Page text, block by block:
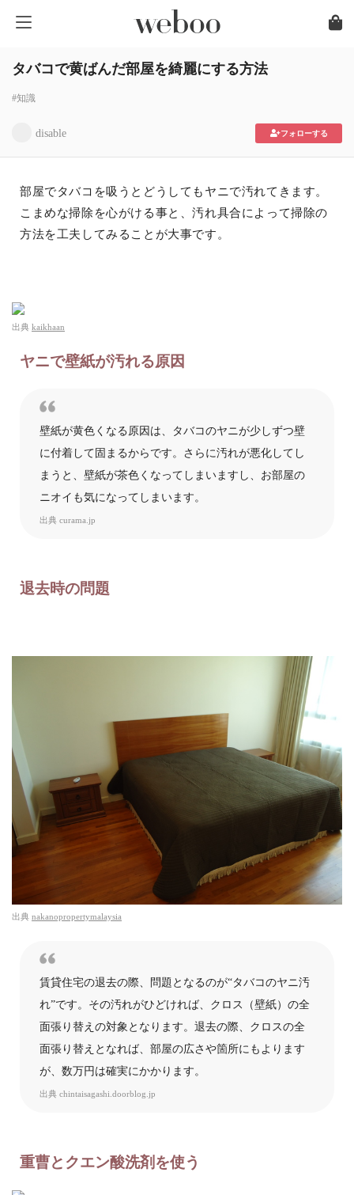
タバコで黄ばんだ部屋を綺麗にする方法
#知識
disable フォローする
部屋でタバコを吸うとどうしてもヤニで汚れてきます。
こまめな掃除を心がける事と、汚れ具合によって掃除の
方法を工夫してみることが大事です。
出典 kaikhaan
ヤニで壁紙が汚れる原因
壁紙が黄色くなる原因は、タバコのヤニが少しずつ壁
に付着して固まるからです。さらに汚れが悪化してし
まうと、壁紙が茶色くなってしまいますし、お部屋の
ニオイも気になってしまいます。
出典 curama.jp
退去時の問題
出典 nakanopropertymalaysia
賃貸住宅の退去の際、問題となるのが“タバコのヤニ汚
れ”です。その汚れがひどければ、クロス（壁紙）の全
面張り替えの対象となります。退去の際、クロスの全
面張り替えとなれば、部屋の広さや箇所にもよります
が、数万円は確実にかかります。
出典 chintaisagashi.doorblog.jp
重曹とクエン酸洗剤を使う